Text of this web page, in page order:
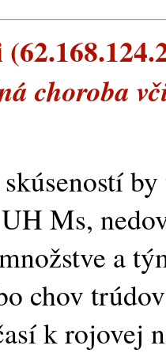
choroba
UH Ms,
a
chov
k rojovej